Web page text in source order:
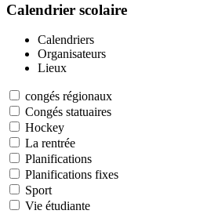
Calendrier scolaire
Calendriers
Organisateurs
Lieux
congés régionaux
Congés statuaires
Hockey
La rentrée
Planifications
Planifications fixes
Sport
Vie étudiante